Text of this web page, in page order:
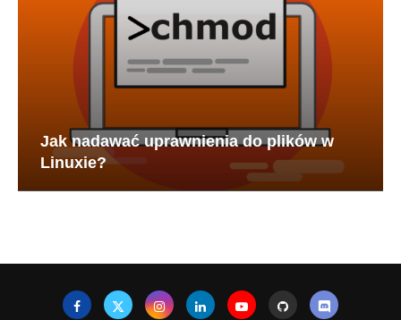
Jak nadawać uprawnienia do plików w
Linuxie?